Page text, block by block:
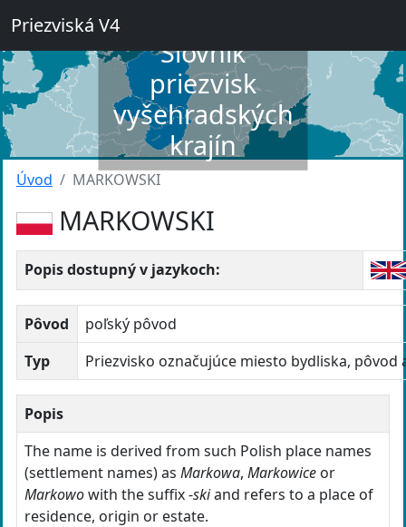
Priezviská V4
Slovník
priezvisk
vyšehradských
krajín
Úvod MARKOWSKI
MARKOWSKI
Popis dostupný v jazykoch:
Pôvod
poľský pôvod
Typ
Priezvisko označujúce miesto bydliska, pôvod
Popis
The name is derived from such Polish place names
(settlement names) as Markowa, Markowice or
Markowowith the suffix -skiand refers to a place of
residence, origin or estate.